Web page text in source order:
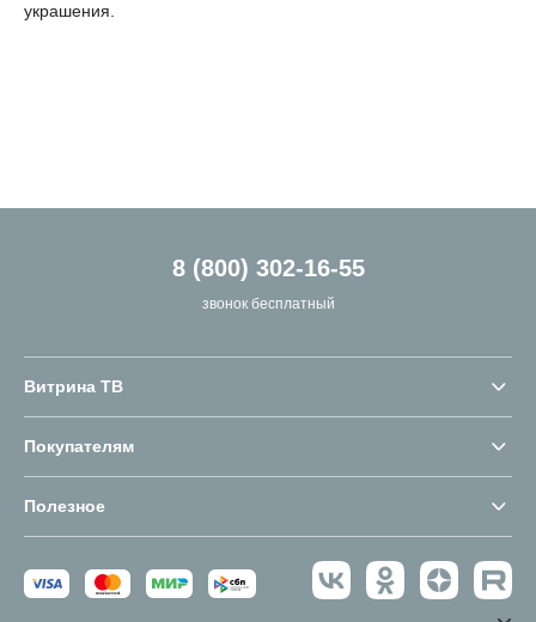
украшения.
8 (800) 302-16-55
звонок бесплатный
Витрина ТВ
Покупателям
Полезное